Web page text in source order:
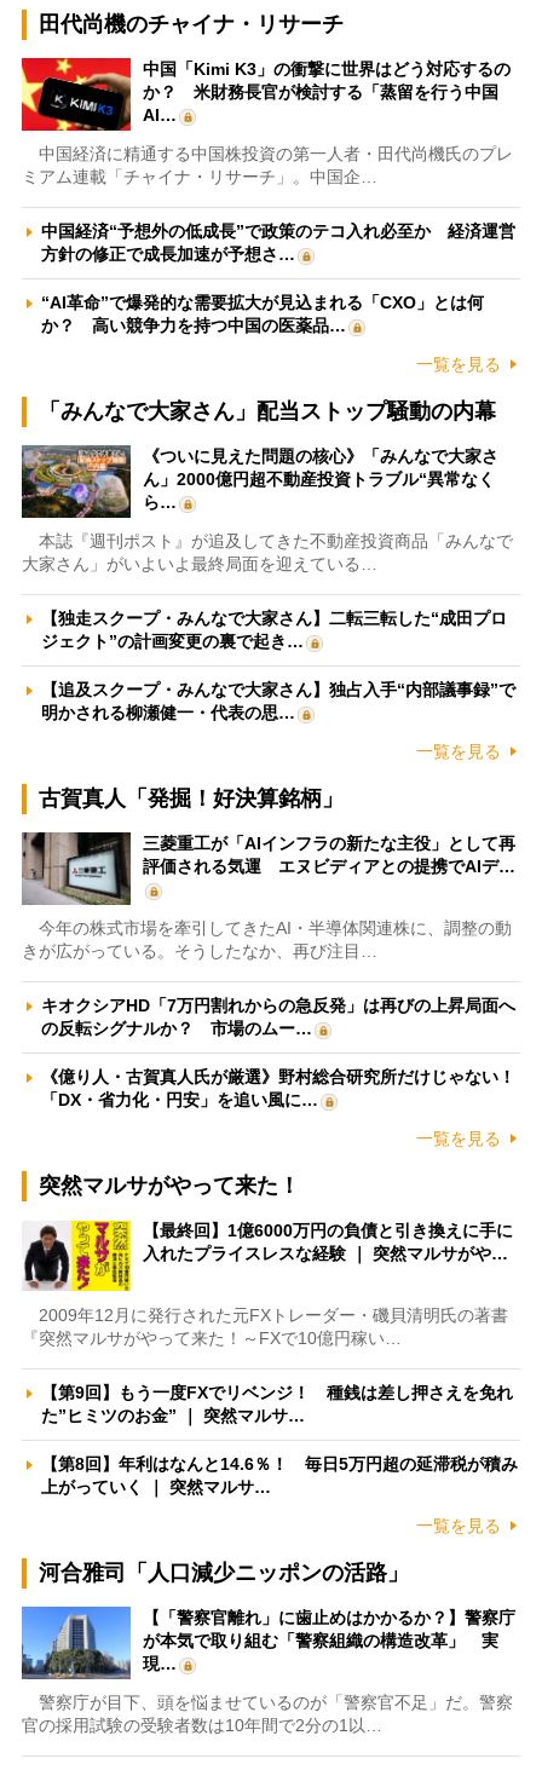
田代尚機のチャイナ・リサーチ
中国「Kimi K3」の衝撃に世界はどう対応するの
か？ 米財務長官が検討する「蒸留を行う中国
AI…
中国経済に精通する中国株投資の第一人者・田代尚機氏のプレ
ミアム連載「チャイナ・リサーチ」。中国企…
中国経済“予想外の低成長”で政策のテコ入れ必至か 経済運営
方針の修正で成長加速が予想さ…
“AI革命”で爆発的な需要拡大が見込まれる「CXO」とは何
か？ 高い競争力を持つ中国の医薬品…
一覧を見る
「みんなで大家さん」配当ストップ騒動の内幕
《ついに見えた問題の核心》「みんなで大家さ
ん」2000億円超不動産投資トラブル“異常なく
ら…
本誌『週刊ポスト』が追及してきた不動産投資商品「みんなで
大家さん」がいよいよ最終局面を迎えている…
【独走スクープ・みんなで大家さん】二転三転した“成田プロ
ジェクト”の計画変更の裏で起き…
【追及スクープ・みんなで大家さん】独占入手“内部議事録”で
明かされる柳瀬健一・代表の思…
一覧を見る
古賀真人「発掘！好決算銘柄」
三菱重工が「AIインフラの新たな主役」として再
評価される気運 エヌビディアとの提携でAIデ…
今年の株式市場を牽引してきたAI・半導体関連株に、調整の動
きが広がっている。そうしたなか、再び注目…
キオクシアHD「7万円割れからの急反発」は再びの上昇局面へ
の反転シグナルか？ 市場のムー…
《億り人・古賀真人氏が厳選》野村総合研究所だけじゃない！
「DX・省力化・円安」を追い風に…
一覧を見る
突然マルサがやって来た！
【最終回】1億6000万円の負債と引き換えに手に
入れたプライスレスな経験 ｜ 突然マルサがや…
2009年12月に発行された元FXトレーダー・磯貝清明氏の著書
『突然マルサがやって来た！～FXで10億円稼い…
【第9回】もう一度FXでリベンジ！ 種銭は差し押さえを免れ
た”ヒミツのお金” ｜ 突然マルサ…
【第8回】年利はなんと14.6％！ 毎日5万円超の延滞税が積み
上がっていく ｜ 突然マルサ…
一覧を見る
河合雅司「人口減少ニッポンの活路」
【「警察官離れ」に歯止めはかかるか？】警察庁
が本気で取り組む「警察組織の構造改革」 実
現…
警察庁が目下、頭を悩ませているのが「警察官不足」だ。警察
官の採用試験の受験者数は10年間で2分の1以…